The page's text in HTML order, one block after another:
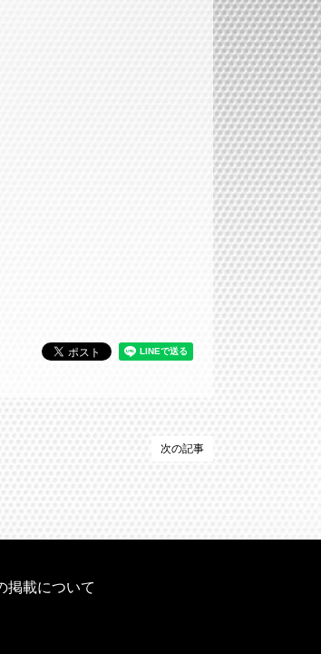
次の記事
掲載について